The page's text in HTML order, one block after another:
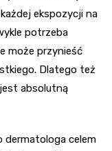
ekspozycji na
potrzeba
może przynieść
Dlatego też
absolutną
dermatologa celem